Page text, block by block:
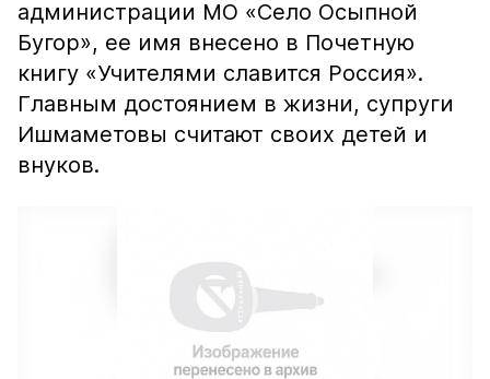
администрации МО «Село Осыпной
Бугор», ее имя внесено в Почетную
книгу «Учителями славится Россия».
Главным достоянием в жизни, супруги
Ишмаметовы считают своих детей и
внуков.